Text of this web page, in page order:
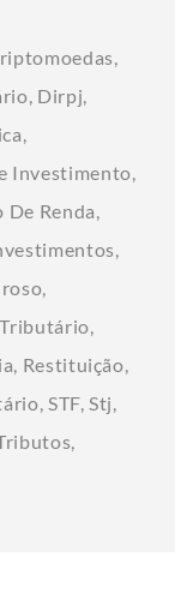
Dirpj
Investimento
De Renda
Restituição
STF Stj